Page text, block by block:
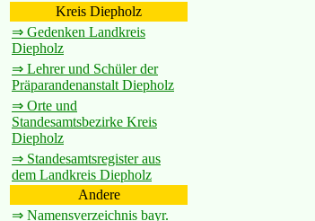
Kreis Diepholz
⇒ Gedenken Landkreis
Diepholz
⇒ Lehrer und Schüler der
Präparandenanstalt Diepholz
⇒ Orte und
Standesamtsbezirke Kreis
Diepholz
⇒ Standesamtsregister aus
dem Landkreis Diepholz
Andere
⇒ Namensverzeichnis bayr.